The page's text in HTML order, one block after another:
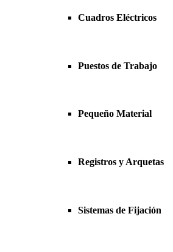
Cuadros Eléctricos
Puestos de Trabajo
Pequeño Material
Registros y Arquetas
Sistemas de Fijación